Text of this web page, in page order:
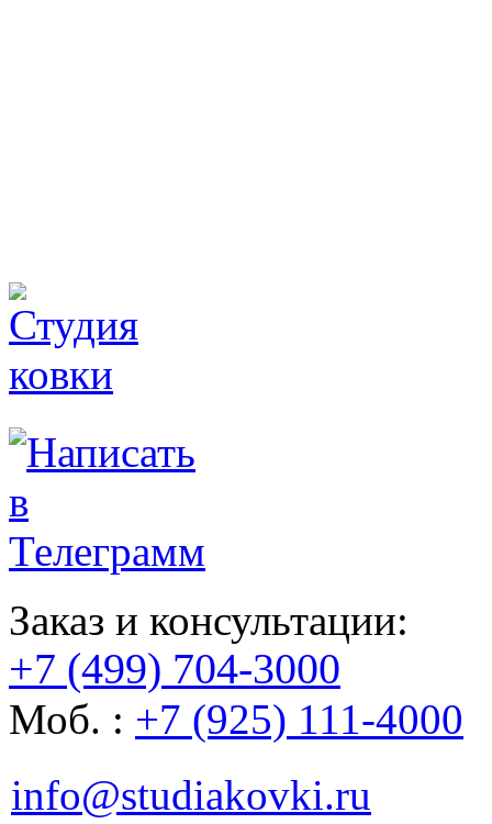
Заказ и консультации:
+7 (499) 704-3000
Моб. : +7 (925) 111-4000
info@studiakovki.ru